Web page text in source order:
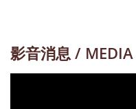
影音消息 / MEDIA